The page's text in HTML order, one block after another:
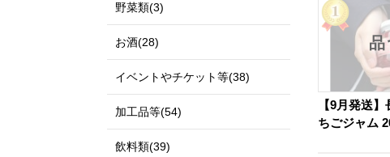
【9月発送
ちごジャム
野菜類(3)
お酒(28)
イベントやチケット等(38)
加工品等(54)
飲料類(39)